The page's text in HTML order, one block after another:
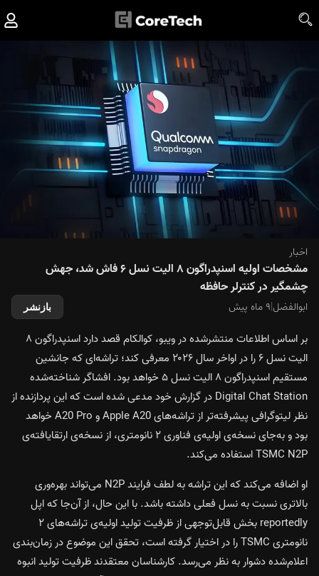
اخبار
مشخصات اولیه اسنپدراگون ۸ الیت نسل ۶ فاش شد، جهش
چشمگیر در کنترلر حافظه
ابوالفضل|۹ ماه پیش بازنشر
بر اساس اطلاعات منتشرشده در ویبو، کوالکام قصد دارد اسنپدراگون ۸
الیت نسل ۶ را در اواخر سال ۲۰۲۶ معرفی کند؛ تراشه‌ای که جانشین
مستقیم اسنپدراگون ۸ الیت نسل ۵ خواهد بود. افشاگر شناخته‌شده
Digital Chat Station در گزارش خود مدعی شده است که این پردازنده از
نظر لیتوگرافی پیشرفته‌تر از تراشه‌های Apple A20 و A20 Pro خواهد
بود و به‌جای نسخه‌ی اولیه‌ی فناوری ۲ نانومتری، از نسخه‌ی ارتقایافته‌ی
TSMC N2P استفاده می‌کند.
او اضافه می‌کند که این تراشه به لطف فرایند N2P می‌تواند بهره‌وری
بالاتری نسبت به نسل فعلی داشته باشد. با این حال، از آن‌جا که اپل
reportedly بخش قابل‌توجهی از ظرفیت تولید اولیه‌ی تراشه‌های ۲
نانومتری TSMC را در اختیار گرفته است، تحقق این موضوع در زمان‌بندی
اعلام‌شده دشوار به نظر می‌رسد. کارشناسان معتقدند ظرفیت تولید انبوه